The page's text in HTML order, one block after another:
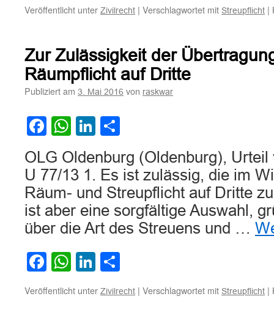
Veröffentlicht unter Zivilrecht | Verschlagwortet mit Streupflicht |
Zur Zulässigkeit der
Räumpflicht auf Dritte
Publiziert am 3. Mai 2016 von raskwar
Facebook
WhatsApp
LinkedIn
OLG Oldenburg (Oldenburg),
U 77/13 1. Es ist zulässig, die im
Räum- und Streupflicht auf Dritte
ist aber eine sorgfältige Auswahl,
über die Art des Streuens und …
Facebook
WhatsApp
LinkedIn
Veröffentlicht unter Zivilrecht | Verschlagwortet mit Streupflicht |